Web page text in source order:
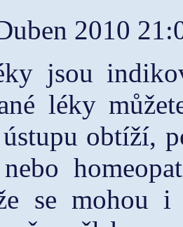
2010
jsou
léky
obtíží,
se mohou